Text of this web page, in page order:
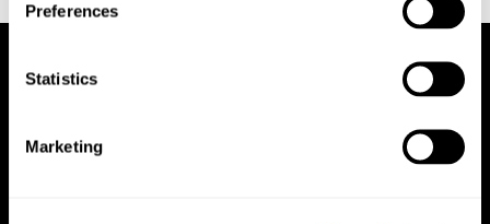
Preferences
Statistics
Marketing